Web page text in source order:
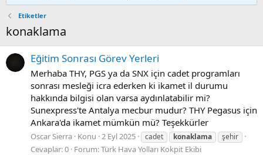
Etiketler
konaklama
Eğitim Sonrası Görev Yerleri
Merhaba THY, PGS ya da SNX için cadet programları
sonrası mesleği icra ederken ki ikamet il durumu
hakkında bilgisi olan varsa aydınlatabilir mi?
Sunexpress'te Antalya mecbur mudur? THY Pegasus için
Ankara'da ikamet mümkün mü? Teşekkürler
Oscar Sierra Konu 2 Eyl 2025 cadet konaklama şehir
Cevaplar: 0 Forum:Türk Hava Yolları Kokpit Ekibi